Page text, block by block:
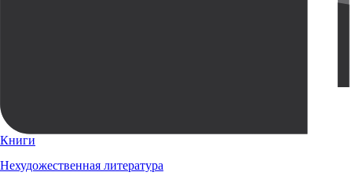
Книги
Нехудожественная литература